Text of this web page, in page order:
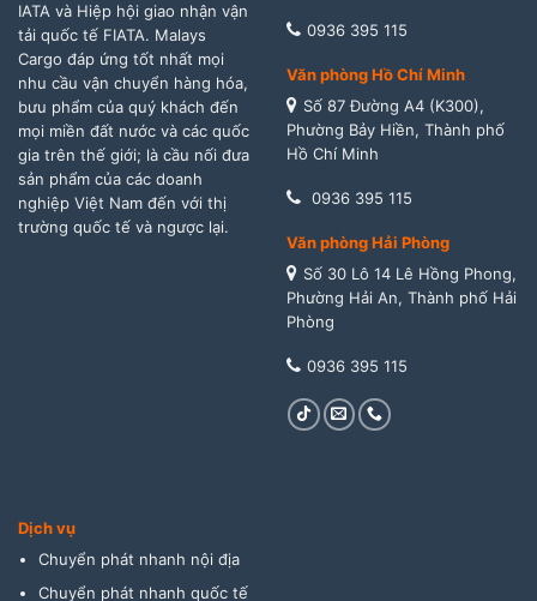
IATA và Hiệp hội giao nhận vận
tải quốc tế FIATA. Malays
Cargo đáp ứng tốt nhất mọi
nhu cầu vận chuyển hàng hóa,
bưu phẩm của quý khách đến
mọi miền đất nước và các quốc
gia trên thế giới; là cầu nối đưa
sản phẩm của các doanh
nghiệp Việt Nam đến với thị
trường quốc tế và ngược lại.
0936 395 115
Văn phòng Hồ Chí Minh
Số 87 Đường A4 (K300),
Phường Bảy Hiền, Thành phố
Hồ Chí Minh
0936 395 115
Văn phòng Hải Phòng
Số 30 Lô 14 Lê Hồng Phong,
Phường Hải An, Thành phố Hải
Phòng
0936 395 115
Dịch vụ
Chuyển phát nhanh nội địa
Chuyển phát nhanh quốc tế